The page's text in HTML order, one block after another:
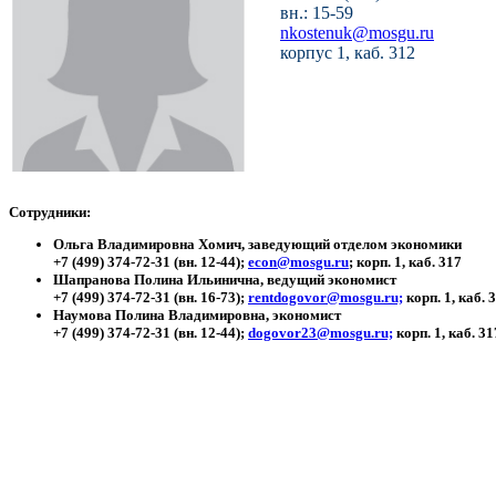
вн.: 15-59
nkostenuk@mosgu.ru
корпус 1, каб. 312
Сотрудники:
Ольга Владимировна Хомич, заведующий отделом экономики
+7 (499) 374-72-31 (вн. 12-44); econ@mosgu.ru; корп. 1, каб. 317
Шапранова Полина Ильинична, ведущий экономист
+7 (499) 374-72-31 (вн. 16-73); rentdogovor@mosgu.ru; корп. 1, каб.
Наумова Полина Владимировна, экономист
+7 (499) 374-72-31 (вн. 12-44); dogovor23@mosgu.ru; корп. 1, каб.